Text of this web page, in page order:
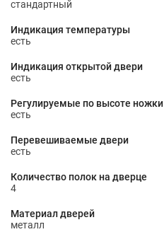
стандартный
Индикация температуры
есть
Индикация открытой двери
есть
Регулируемые по высоте ножки
есть
Перевешиваемые двери
есть
Количество полок на дверце
4
Материал дверей
металл